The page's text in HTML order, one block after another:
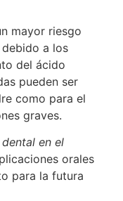
mayor riesgo
a los
del ácido
pueden ser
como para el
graves.
en el
orales
para la futura